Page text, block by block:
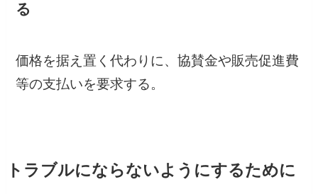
る
価格を据え置く代わりに、協賛金や販売促進費
等の支払いを要求する。
トラブルにならないようにするために